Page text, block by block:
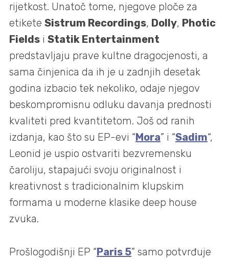
rijetkost. Unatoč tome, njegove ploče za
etikete Sistrum Recordings, Dolly, Photic
Fields i Statik Entertainment
predstavljaju prave kultne dragocjenosti, a
sama činjenica da ih je u zadnjih desetak
godina izbacio tek nekoliko, odaje njegov
beskompromisnu odluku davanja prednosti
kvaliteti pred kvantitetom. Još od ranih
izdanja, kao što su EP-evi “Mora” i “Sadim“,
Leonid je uspio ostvariti bezvremensku
čaroliju, stapajući svoju originalnost i
kreativnost s tradicionalnim klupskim
formama u moderne klasike deep house
zvuka.
Prošlogodišnji EP “Paris 5” samo potvrđuje